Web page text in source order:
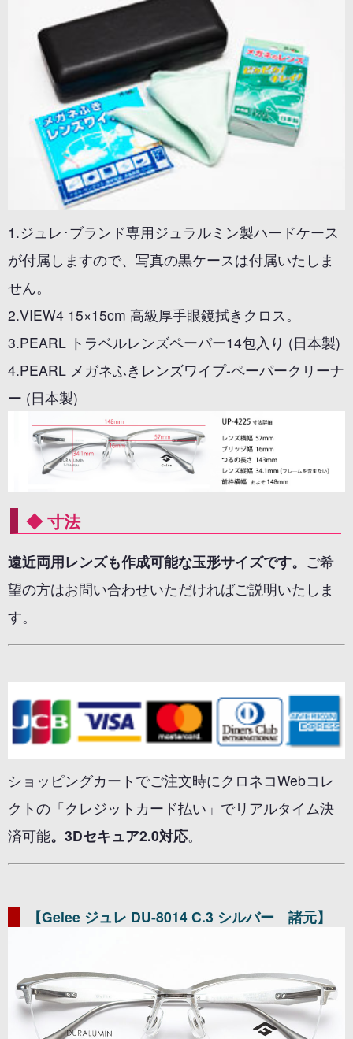
1.ジュレ･ブランド専用ジュラルミン製ハードケース
が付属しますので、写真の黒ケースは付属いたしま
せん。
2.VIEW4 15×15cm 高級厚手眼鏡拭きクロス。
3.PEARL トラベルレンズペーパー14包入り (日本製)
4.PEARL メガネふきレンズワイプ-ペーパークリーナ
ー (日本製)
◆ 寸法
遠近両用レンズも作成可能な玉形サイズです。 ご希
望の方はお問い合わせいただければご説明いたしま
す。
ショッピングカートでご注文時にクロネコWebコレ
クトの「クレジットカード払い」でリアルタイム決
済可能。3Dセキュア2.0対応。
【Gelee ジュレ DU-8014 C.3 シルバー 諸元】